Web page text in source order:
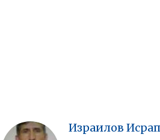
Израилов